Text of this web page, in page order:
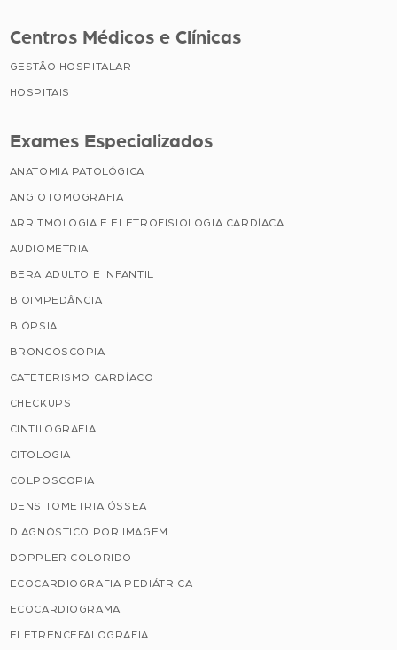
Centros Médicos e Clínicas
GESTÃO HOSPITALAR
HOSPITAIS
Exames Especializados
ANATOMIA PATOLÓGICA
ANGIOTOMOGRAFIA
ARRITMOLOGIA E ELETROFISIOLOGIA CARDÍACA
AUDIOMETRIA
BERA ADULTO E INFANTIL
BIOIMPEDÂNCIA
BIÓPSIA
BRONCOSCOPIA
CATETERISMO CARDÍACO
CHECKUPS
CINTILOGRAFIA
CITOLOGIA
COLPOSCOPIA
DENSITOMETRIA ÓSSEA
DIAGNÓSTICO POR IMAGEM
DOPPLER COLORIDO
ECOCARDIOGRAFIA PEDIÁTRICA
ECOCARDIOGRAMA
ELETRENCEFALOGRAFIA